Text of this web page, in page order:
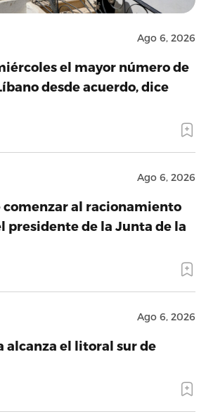
Ago 6, 2026
el mayor número de
desde acuerdo, dice
Ago 6, 2026
comenzar al racionamiento
presidente de la Junta de la
Ago 6, 2026
alcanza el litoral sur de